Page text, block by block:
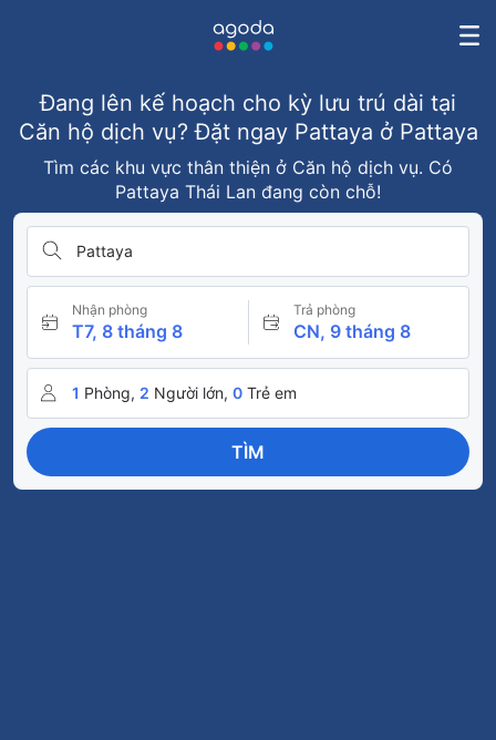
Đang lên kế hoạch cho kỳ lưu trú dài tại
Căn hộ dịch vụ? Đặt ngay Pattaya ở Pattaya
Tìm các khu vực thân thiện ở Căn hộ dịch vụ. Có
Pattaya Thái Lan đang còn chỗ!
Pattaya
Nhận phòng
T7, 8 tháng 8
Trả phòng
CN, 9 tháng 8
1 Phòng, 2 Người lớn, 0 Trẻ em
TÌM